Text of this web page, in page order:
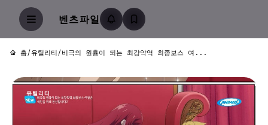
벤츠파일
홈/유틸리티/비극의 원흉이 되는 최강악역 최종보스 여...
유틸리티